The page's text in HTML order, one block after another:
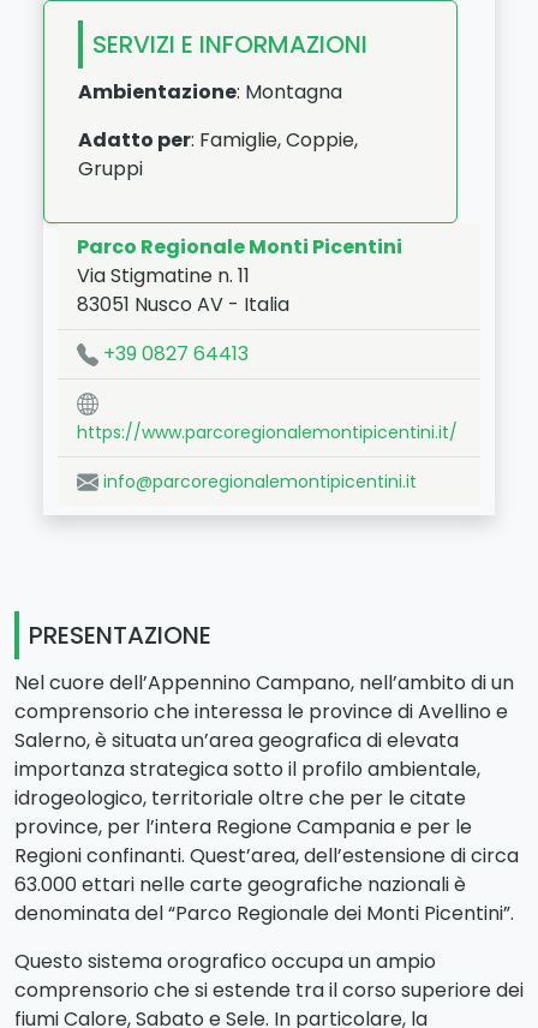
SERVIZI E INFORMAZIONI
Ambientazione: Montagna
Adatto per: Famiglie, Coppie,
Gruppi
Parco Regionale Monti Picentini
Via Stigmatine n. 11
83051 Nusco AV - Italia
LAT:40.888- LNG:15.085
+39 0827 64413
https://www.parcoregionalemontipicentini.it/
info@parcoregionalemontipicentini.it
PRESENTAZIONE
Nel cuore dell’Appennino Campano, nell’ambito di un
comprensorio che interessa le province di Avellino e
Salerno, è situata un’area geografica di elevata
importanza strategica sotto il profilo ambientale,
idrogeologico, territoriale oltre che per le citate
province, per l’intera Regione Campania e per le
Regioni confinanti. Quest’area, dell’estensione di circa
63.000 ettari nelle carte geografiche nazionali è
denominata del “Parco Regionale dei Monti Picentini”.
Questo sistema orografico occupa un ampio
comprensorio che si estende tra il corso superiore dei
fiumi Calore, Sabato e Sele. In particolare, la